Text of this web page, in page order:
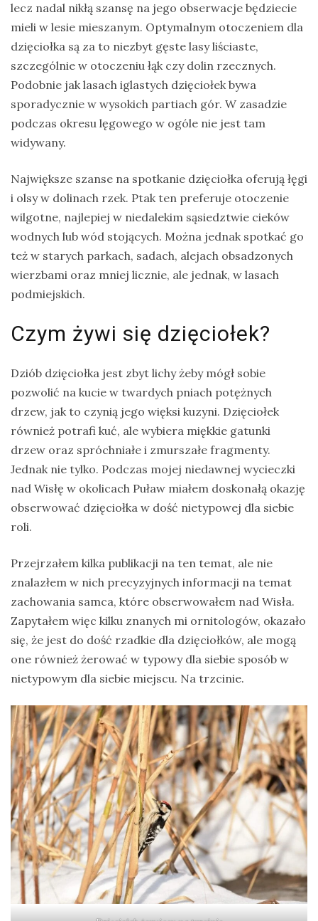
lecz nadal nikłą szansę na jego obserwacje będziecie
mieli w lesie mieszanym. Optymalnym otoczeniem dla
dzięciołka są za to niezbyt gęste lasy liściaste,
szczególnie w otoczeniu łąk czy dolin rzecznych.
Podobnie jak lasach iglastych dzięciołek bywa
sporadycznie w wysokich partiach gór. W zasadzie
podczas okresu lęgowego w ogóle nie jest tam
widywany.
Największe szanse na spotkanie dzięciołka oferują łęgi
i olsy w dolinach rzek. Ptak ten preferuje otoczenie
wilgotne, najlepiej w niedalekim sąsiedztwie cieków
wodnych lub wód stojących. Można jednak spotkać go
też w starych parkach, sadach, alejach obsadzonych
wierzbami oraz mniej licznie, ale jednak, w lasach
podmiejskich.
Czym żywi się dzięciołek?
Dziób dzięciołka jest zbyt lichy żeby mógł sobie
pozwolić na kucie w twardych pniach potężnych
drzew, jak to czynią jego więksi kuzyni. Dzięciołek
również potrafi kuć, ale wybiera miękkie gatunki
drzew oraz spróchniałe i zmurszałe fragmenty.
Jednak nie tylko. Podczas mojej niedawnej wycieczki
nad Wisłę w okolicach Puław miałem doskonałą okazję
obserwować dzięciołka w dość nietypowej dla siebie
roli.
Przejrzałem kilka publikacji na ten temat, ale nie
znalazłem w nich precyzyjnych informacji na temat
zachowania samca, które obserwowałem nad Wisła.
Zapytałem więc kilku znanych mi ornitologów, okazało
się, że jest do dość rzadkie dla dzięciołków, ale mogą
one również żerować w typowy dla siebie sposób w
nietypowym dla siebie miejscu. Na trzcinie.